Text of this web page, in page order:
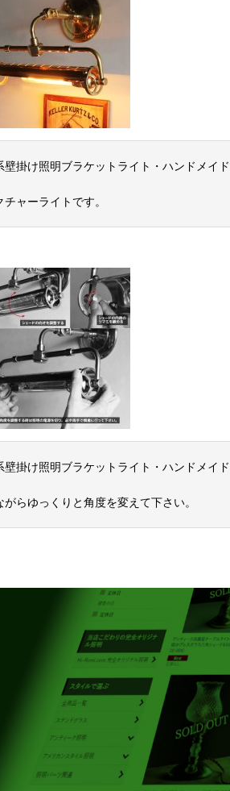
掛け照明ブラケットライト・ハンドメイド
ャーライトです。
掛け照明ブラケットライト・ハンドメイド
らゆっくりと角度を変えて下さい。